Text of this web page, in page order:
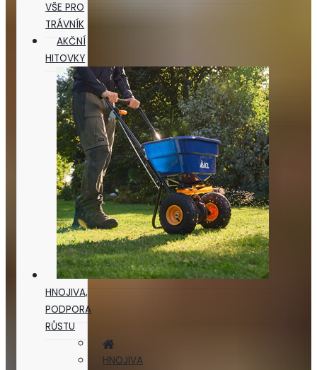
VŠE PRO
TRÁVNÍK
AKČNÍ
HITOVKY
HNOJIVA,
PODPORA
RŮSTU
HNOJIVA